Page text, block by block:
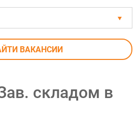
ВАКАНСИИ
складом в